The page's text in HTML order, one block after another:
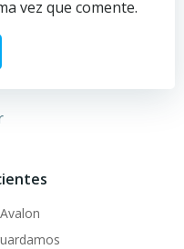
vez que comente.